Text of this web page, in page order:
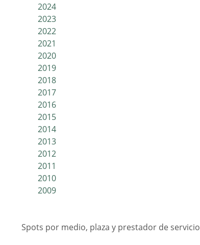
2024
2023
2022
2021
2020
2019
2018
2017
2016
2015
2014
2013
2012
2011
2010
2009
Spots por medio, plaza y prestador de servicio